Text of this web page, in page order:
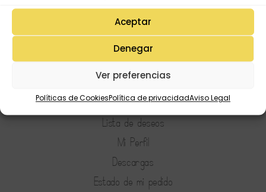
Aceptar
Denegar
Ver preferencias
Políticas de CookiesPolítica de privacidadAviso Legal
Lista de deseos
Mi Perfil
Descargas
Estado de mi pedido